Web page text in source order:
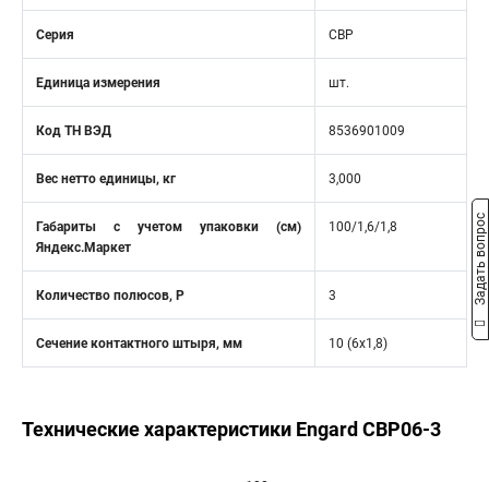
Серия CBP
Единица измерения шт.
Код ТН ВЭД 8536901009
Вес нетто единицы, кг 3,000
Габариты с учетом упаковки (см)
Яндекс.Маркет
100/1,6/1,8
Количество полюсов, Р 3
Сечение контактного штыря, мм 10 (6x1,8)
Технические характеристики Engard CBP06-3
Задать вопрос